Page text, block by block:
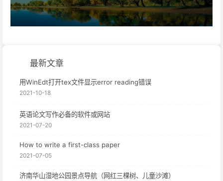
最新文章
用WinEdt打开tex文件显示error reading错误
2021-10-18
英语论文写作必备的软件或网站
2021-07-20
How to write a first-class paper
2021-07-05
济南华山湿地公园景点导航（网红三棵树、儿童沙滩）